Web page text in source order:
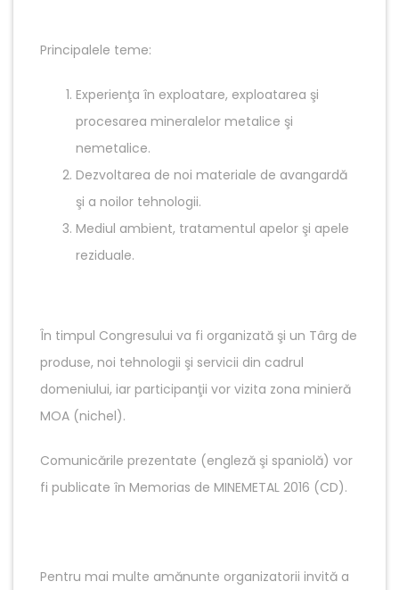
Principalele teme:
Experienţa în exploatare, exploatarea şi
procesarea mineralelor metalice şi
nemetalice.
Dezvoltarea de noi materiale de avangardă
şi a noilor tehnologii.
Mediul ambient, tratamentul apelor şi apele
reziduale.
În timpul Congresului va fi organizată şi un Târg de
produse, noi tehnologii şi servicii din cadrul
domeniului, iar participanţii vor vizita zona minieră
MOA (nichel).
Comunicările prezentate (engleză şi spaniolă) vor
fi publicate în Memorias de MINEMETAL 2016 (CD).
Pentru mai multe amănunte organizatorii invită a